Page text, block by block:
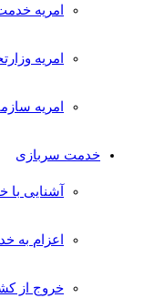
امریه خدمت
امریه وزارتخانه
امریه
خدمت سربازی
آشنایی با
اعزام به
خروج از کشور